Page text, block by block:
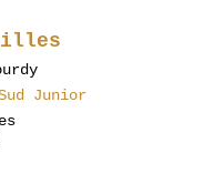
Junior